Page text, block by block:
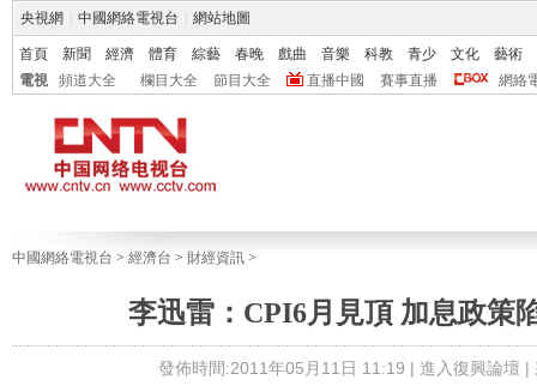
央視網 中國網絡電視台 網站地圖
首頁 新聞 經濟 體育 綜藝 春晚 戲曲 音樂 科教 青少 文化
藝術
電視
頻道大全 欄目大全 節目大全 直播中國 賽事直播 網絡
中國網絡電視台 > 經濟台 > 財經資訊 >
李迅雷：CPI6月見頂 加息政策
發佈時間:2011年05月11日 11:19 | 進入復興論壇 |